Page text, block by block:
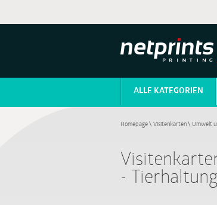
ALLE KATEGORIEN
Homepage\ Visitenkarten\ Umwelt
- Tierhaltung